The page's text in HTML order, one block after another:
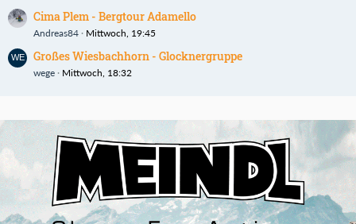
Cima Plem - Bergtour Adamello
Andreas84 Mittwoch, 19:45
Großes Wiesbachhorn - Glocknergruppe
wege Mittwoch, 18:32